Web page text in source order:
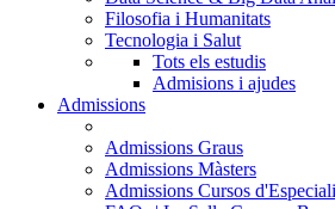
Filosofia i Humanitats
Tecnologia i Salut
Tots els estudis
Admisions i ajudes
Admissions
Admissions Graus
Admissions Màsters
Admissions Cursos